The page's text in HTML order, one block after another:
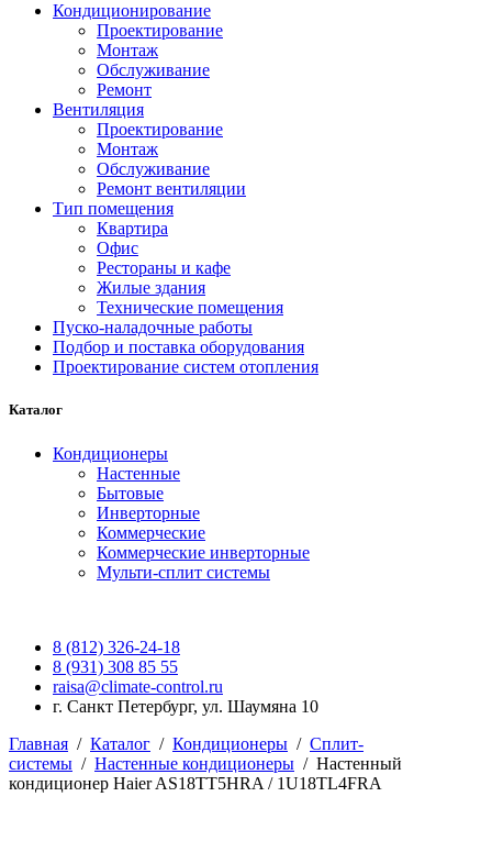
Кондиционирование
Проектирование
Монтаж
Обслуживание
Ремонт
Вентиляция
Проектирование
Монтаж
Обслуживание
Ремонт вентиляции
Тип помещения
Квартира
Офис
Рестораны и кафе
Жилые здания
Технические помещения
Пуско-наладочные работы
Подбор и поставка оборудования
Проектирование систем отопления
Каталог
Кондиционеры
Настенные
Бытовые
Инверторные
Коммерческие
Коммерческие инверторные
Мульти-сплит системы
8 (812) 326-24-18
8 (931) 308 85 55
raisa@climate-control.ru
г. Санкт Петербург, ул. Шаумяна 10
Главная / Каталог / Кондиционеры / Сплит-
системы / Настенные кондиционеры / Настенный
кондиционер Haier AS18TT5HRA / 1U18TL4FRA